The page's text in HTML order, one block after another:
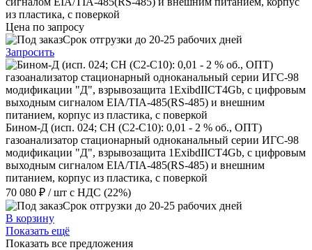
из пластика, с поверкой
Цена по запросу
Срок отгрузки до 20-25 рабочих дней
Запросить
Бином-Д (исп. 024; CH (C2-C10): 0,01 - 2 % об., ОПТ)
газоанализатор стационарный одноканальный серии ИГС-98
модификации "Д", взрывозащита 1ExibdIIСT4Gb, с цифровым
выходным сигналом EIA/TIA-485(RS-485) и внешним
питанием, корпус из пластика, с поверкой
70 080 ₽ / шт с НДС (22%)
Срок отгрузки до 20-25 рабочих дней
В корзину
Показать ещё
Показать все предложения